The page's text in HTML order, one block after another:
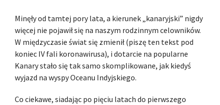
Minęły od tamtej pory lata, a kierunek „kanaryjski” nigdy
więcej nie pojawił się na naszym rodzinnym celowników.
W międzyczasie świat się zmienił (piszę ten tekst pod
koniec IV fali koronawirusa), i dotarcie na popularne
Kanary stało się tak samo skomplikowane, jak kiedyś
wyjazd na wyspy Oceanu Indyjskiego.
Co ciekawe, siadając po pięciu latach do pierwszego